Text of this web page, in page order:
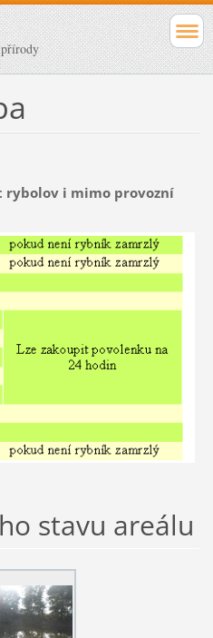
rybolov i mimo provozní
stavu areálu